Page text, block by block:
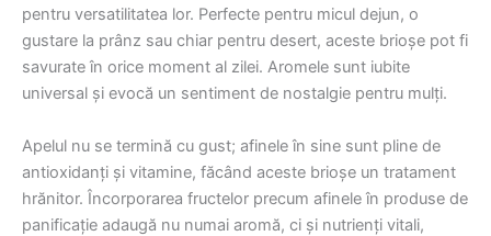
pentru versatilitatea lor. Perfecte pentru micul dejun, o
gustare la prânz sau chiar pentru desert, aceste brioșe pot fi
savurate în orice moment al zilei. Aromele sunt iubite
universal și evocă un sentiment de nostalgie pentru mulți.
Apelul nu se termină cu gust; afinele în sine sunt pline de
antioxidanți și vitamine, făcând aceste brioșe un tratament
hrănitor. Încorporarea fructelor precum afinele în produse de
panificație adaugă nu numai aromă, ci și nutrienți vitali,